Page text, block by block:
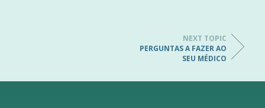
NEXT TOPIC
PERGUNTAS A FAZER AO
SEU MÉDICO